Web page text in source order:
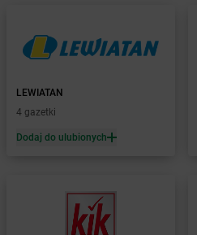
Żabka Bestwina
Żabka
Bestwinka
Żabka BG1
Żabka Biała
Żabka
Biała Druga
Białe Błota
Białka
LEWIATAN
4 gazetki
Dodaj do ulubionych